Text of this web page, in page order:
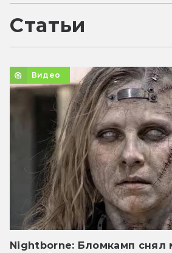
Статьи
Видео
Nightborne: Бломкамп снял